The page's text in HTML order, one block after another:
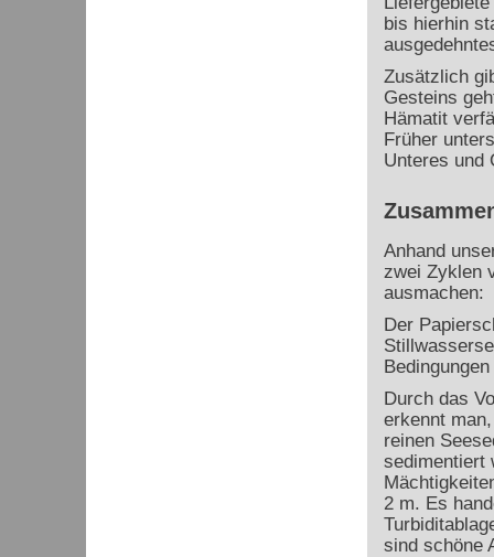
bis hierhin
Zusätzlich
Gesteins
Hämatit
Früher
Unteres und
Anhand
zwei Zyklen
ausmachen:
Der
Durch das
erkennt
reinen
sedimentiert
2 m. Es
sind schöne